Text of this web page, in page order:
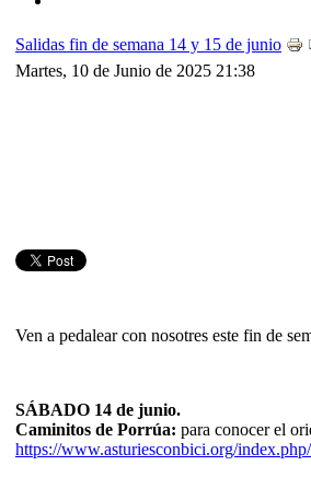
Salidas fin de semana 14 y 15 de junio
Martes, 10 de Junio de 2025 21:38
Ven a pedalear con nosotres este fin de
SÁBADO 14 de junio.
Caminitos de Porrúa: para conocer el
https://www.asturiesconbici.org/